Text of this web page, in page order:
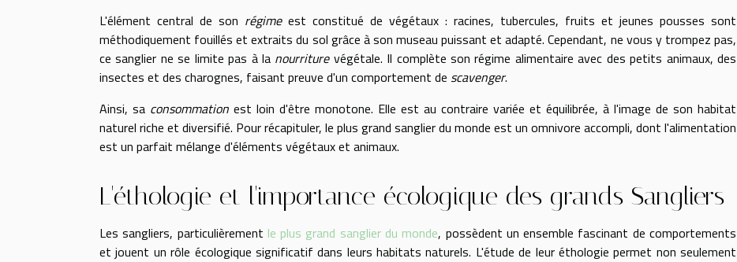
L'élément central de son régimeest constitué de végétaux : racines, tubercules, fruits et jeunes pousses sont
méthodiquement fouillés et extraits du sol grâce à son museau puissant et adapté. Cependant, ne vous y trompez pas,
ce sanglier ne se limite pas à la nourriturevégétale. Il complète son régime alimentaire avec des petits animaux, des
insectes et des charognes, faisant preuve d'un comportement de scavenger.
Ainsi, sa consommation est loin d'être monotone. Elle est au contraire variée et équilibrée, à l'image de son habitat
naturel riche et diversifié. Pour récapituler, le plus grand sanglier du monde est un omnivore accompli, dont l'alimentation
est un parfait mélange d'éléments végétaux et animaux.
L'éthologie et l'importance écologique des grands Sangliers
Les sangliers, particulièrement le plus grand sanglier du monde, possèdent un ensemble fascinant de comportements
et jouent un rôle écologique significatif dans leurs habitats naturels. L'étude de leur éthologie permet non seulement